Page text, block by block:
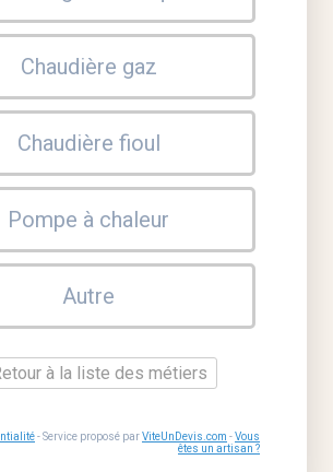
Chaudière gaz
Chaudière fioul
Pompe à chaleur
Autre
à la liste des métiers
- Service proposé parViteUnDevis.com -Vous
êtes un artisan ?